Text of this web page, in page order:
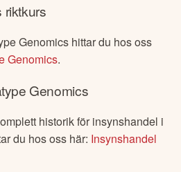
riktkurs
Genomics hittar du hos oss
Genomics.
Genomics
historik för insynshandel i
du hos oss här: Insynshandel